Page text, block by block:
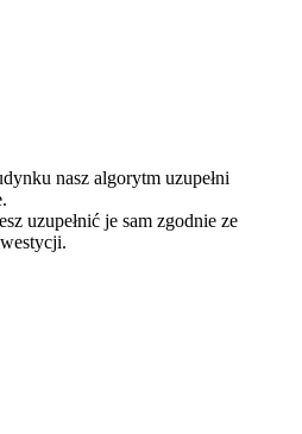
nasz algorytm uzupełni
uzupełnić je sam zgodnie ze